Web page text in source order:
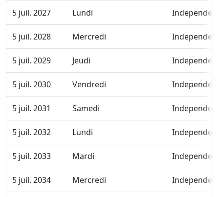
5 juil. 2027 Lundi
5 juil. 2028 Mercredi
5 juil. 2029 Jeudi
5 juil. 2030 Vendredi
5 juil. 2031 Samedi
5 juil. 2032 Lundi
5 juil. 2033 Mardi
5 juil. 2034 Mercredi